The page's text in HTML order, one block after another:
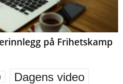
på Frihetskamp
Dagens video